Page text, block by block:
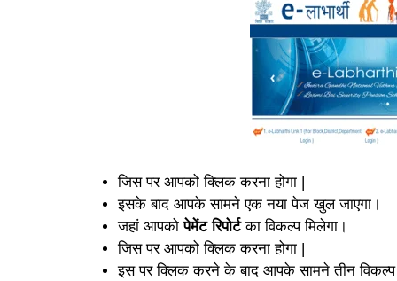
जिस पर आपको क्लिक करना होगा |
इसके बाद आपके सामने एक नया पेज खुल जाएगा।
जहां आपको पेमेंट रिपोर्टका विकल्प मिलेगा।
जिस पर आपको क्लिक करना होगा |
इस पर क्लिक करने के बाद आपके सामने तीन